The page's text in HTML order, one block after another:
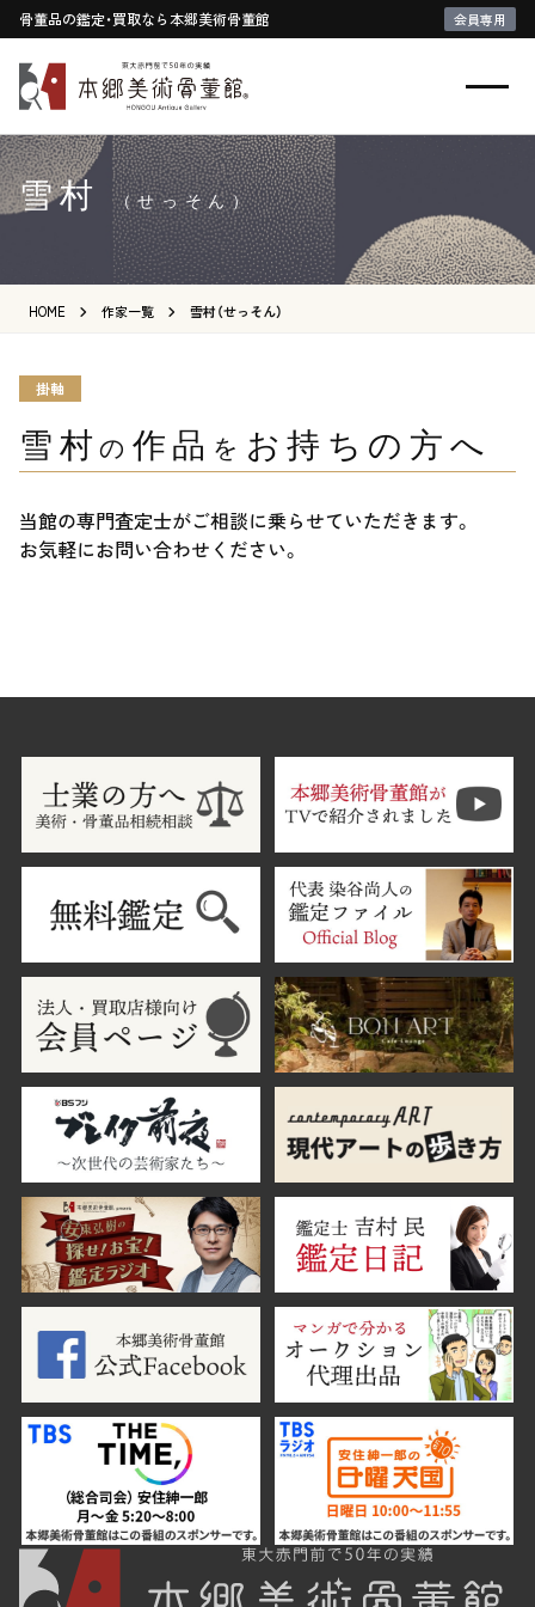
骨董品の鑑定・買取なら本郷美術骨董館 会員専用
雪村 （せっそん）
HOME 作家一覧 雪村（せっそん）
掛軸
雪村の 作品 を お持ちの方へ
当館の専門査定士がご相談に乗らせていただきます。
お気軽にお問い合わせください。